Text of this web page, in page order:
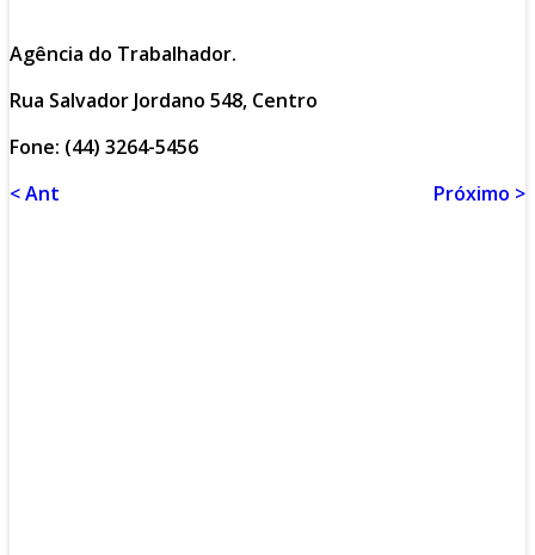
Agência do Trabalhador.
Rua Salvador Jordano 548, Centro
Fone: (44) 3264-5456
< Ant
Próximo >